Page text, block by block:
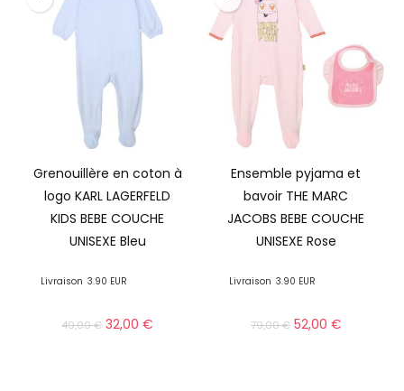
Grenouillère en coton à
logo KARL LAGERFELD
KIDS BEBE COUCHE
UNISEXE Bleu
Livraison 3.90 EUR
49,00€ 32,00€
Ensemble pyjama et
bavoir THE MARC
JACOBS BEBE COUCHE
UNISEXE Rose
Livraison 3.90 EUR
79,00€ 52,00 €